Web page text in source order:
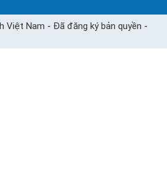
Việt Nam - Đã đăng ký bản quyền -